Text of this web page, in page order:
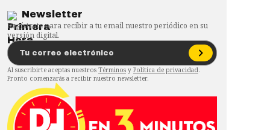
Newsletter
Regístrate para recibir a tu email nuestro periódico en su
versión digital.
Al suscribirte aceptas nuestros Términos y Política de privacidad.
Pronto comenzarás a recibir nuestro newsletter.